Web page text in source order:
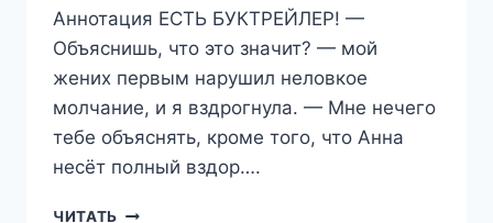
Аннотация ЕСТЬ БУКТРЕЙЛЕР! —
Объяснишь, что это значит? — мой
жених первым нарушил неловкое
молчание, и я вздрогнула. — Мне нечего
тебе объяснять, кроме того, что Анна
несёт полный вздор….
ЧИТАТЬ ТИРАН